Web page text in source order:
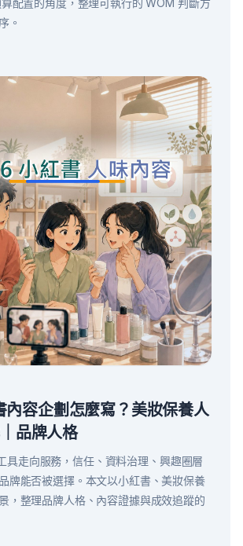
配置的角度，整理可執行的 WOM 判斷方
。
內容企劃怎麼寫？美妝保養人
品牌人格
具走向服務，信任、資料治理、興趣圈層
牌能否被選擇。本文以小紅書、美妝保養
，整理品牌人格、內容證據與成效追蹤的